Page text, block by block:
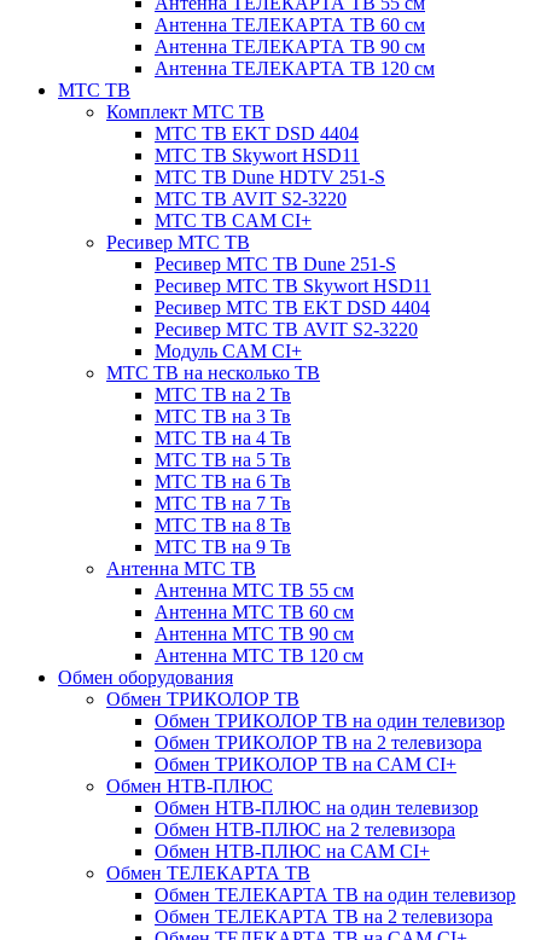
Антенна ТЕЛЕКАРТА ТВ 60 см
Антенна ТЕЛЕКАРТА ТВ 90 см
Антенна ТЕЛЕКАРТА ТВ 120 см
МТС ТВ
Комплект МТС ТВ
МТС ТВ EKT DSD 4404
МТС ТВ Skywort HSD11
МТС ТВ Dune HDTV 251-S
МТС ТВ AVIT S2-3220
МТС ТВ CAM CI+
Ресивер МТС ТВ
Ресивер МТС ТВ Dune 251-S
Ресивер МТС ТВ Skywort HSD11
Ресивер МТС ТВ EKT DSD 4404
Ресивер МТС ТВ AVIT S2-3220
Модуль CAM CI+
МТС ТВ на несколько ТВ
МТС ТВ на 2 Тв
МТС ТВ на 3 Тв
МТС ТВ на 4 Тв
МТС ТВ на 5 Тв
МТС ТВ на 6 Тв
МТС ТВ на 7 Тв
МТС ТВ на 8 Тв
МТС ТВ на 9 Тв
Антенна МТС ТВ
Антенна МТС ТВ 55 см
Антенна МТС ТВ 60 см
Антенна МТС ТВ 90 см
Антенна МТС ТВ 120 см
Обмен оборудования
Обмен ТРИКОЛОР ТВ
Обмен ТРИКОЛОР ТВ на один телевизор
Обмен ТРИКОЛОР ТВ на 2 телевизора
Обмен ТРИКОЛОР ТВ на CAM CI+
Обмен НТВ-ПЛЮС
Обмен НТВ-ПЛЮС на один телевизор
Обмен НТВ-ПЛЮС на 2 телевизора
Обмен НТВ-ПЛЮС на CAM CI+
Обмен ТЕЛЕКАРТА ТВ
Обмен ТЕЛЕКАРТА ТВ на один телевизор
Обмен ТЕЛЕКАРТА ТВ на 2 телевизора